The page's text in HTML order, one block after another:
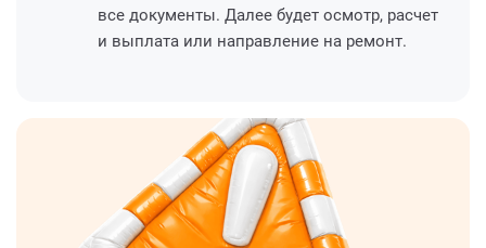
все документы. Далее будет осмотр, расчет
и выплата или направление на ремонт.